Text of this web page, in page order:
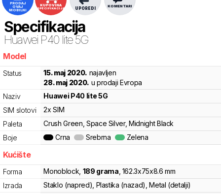
PRODAJ
OVAJ
MOBILNI
KUPOVINA
SPECIFIKACIJA KOMENTARI
UPOREDI
Specifikacija
Huawei P40 lite 5G
Model
Status 15. maj 2020. najavljen
28. maj 2020. u prodaji Evropa
Naziv
Huawei P40 lite 5G
SIM slotovi
2x SIM
Paleta
Crush Green, Space Silver, Midnight Black
Boje
Crna Srebrna Zelena
Kućište
Forma Monoblock 189 grama 162.3x75x8.6 mm
Izrada
Staklo (napred), Plastika (nazad), Metal (detalji)